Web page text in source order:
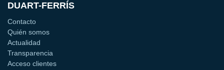
DUART-FERRÍS
Contacto
Quién somos
Actualidad
Transparencia
Acceso clientes